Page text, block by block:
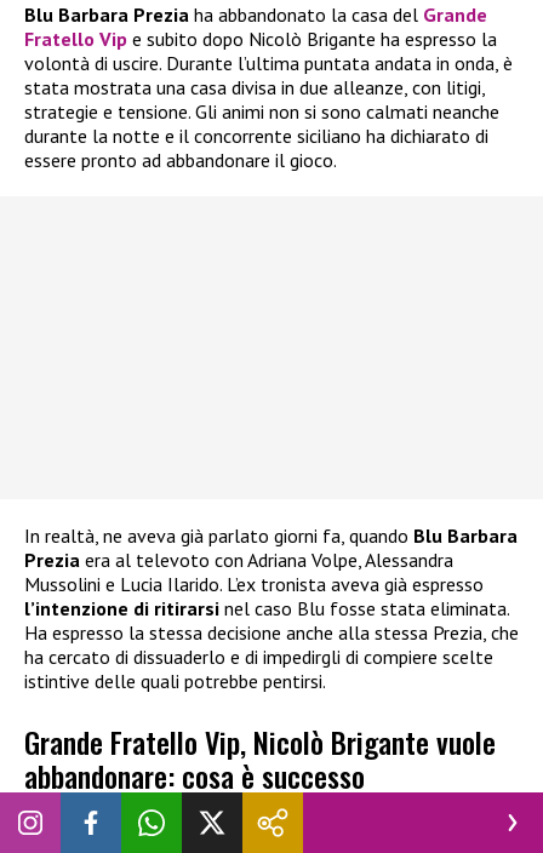
Blu Barbara Prezia ha abbandonato la casa del Grande
Fratello Vip e subito dopo Nicolò Brigante ha espresso la
volontà di uscire. Durante l’ultima puntata andata in onda, è
stata mostrata una casa divisa in due alleanze, con litigi,
strategie e tensione. Gli animi non si sono calmati neanche
durante la notte e il concorrente siciliano ha dichiarato di
essere pronto ad abbandonare il gioco.
In realtà, ne aveva già parlato giorni fa, quando Blu Barbara
Prezia era al televoto con Adriana Volpe, Alessandra
Mussolini e Lucia Ilarido. L’ex tronista aveva già espresso
l’intenzione di ritirarsi nel caso Blu fosse stata eliminata.
Ha espresso la stessa decisione anche alla stessa Prezia, che
ha cercato di dissuaderlo e di impedirgli di compiere scelte
istintive delle quali potrebbe pentirsi.
Grande Fratello Vip, Nicolò Brigante vuole
abbandonare: cosa è successo